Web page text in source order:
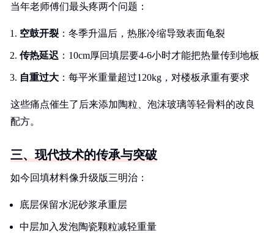
当年老师傅们最头疼两个问题：
空鼓开裂 ：冬季升温后，热胀冷缩导致表面龟裂
传热延迟 ：10cm厚回填层要4-6小时才能把热量传到地板
自重过大 ：每平米重量超过120kg，对楼板承重有要求
这些痛点催生了后来添加陶粒、泡沫玻璃等轻骨料的改良
配方。
三、现代技术的传承与突破
如今回填材料像升级版三明治：
底层保留水泥砂浆承重层
中层加入发泡陶瓷颗粒减轻重量